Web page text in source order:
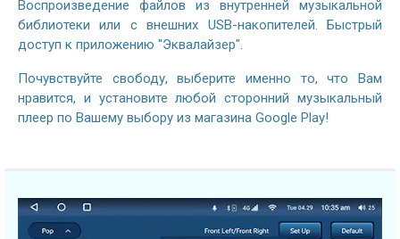
Воспроизведение файлов из внутренней музыкальной
библиотеки или с внешних USB-накопителей. Быстрый
доступ к приложению "Эквалайзер".
Почувствуйте свободу, выберите именно то, что Вам
нравится, и установите любой сторонний музыкальный
плеер по Вашему выбору из магазина Google Play!